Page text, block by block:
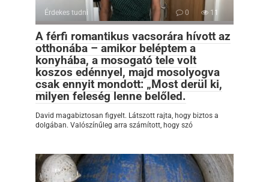
Érdekes tudni 0 11
A férfi romantikus vacsorára hívott az
otthonába – amikor beléptem a
konyhába, a mosogató tele volt
koszos edénnyel, majd mosolyogva
csak ennyit mondott: „Most derül ki,
milyen feleség lenne belőled.
David magabiztosan figyelt. Látszott rajta, hogy biztos a
dolgában. Valószínűleg arra számított, hogy szó